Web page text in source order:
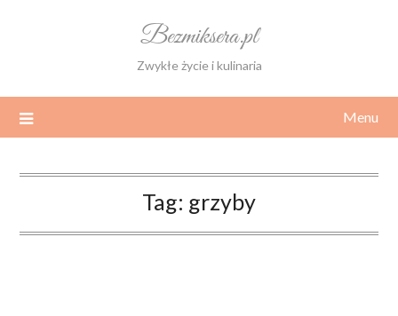
Bezmiksera.pl
Zwykłe życie i kulinaria
Menu
Tag: grzyby